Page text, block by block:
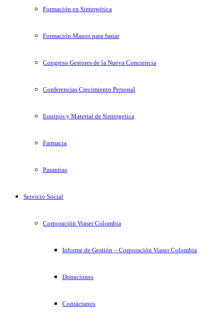
Formación en Sintergética
Formación Manos para Sanar
Congreso Gestores de la Nueva Conciencia
Conferencias Crecimiento Personal
Equipos y Material de Sintergetica
Farmacia
Pasantias
Servicio Social
Corporación Viaser Colombia
Informe de Gestión – Corporación Viaser Colombia
Donaciones
Contáctanos